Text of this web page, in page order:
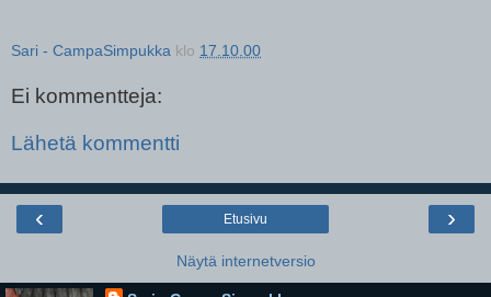
Sari - CampaSimpukka klo 17.10.00
Ei kommentteja:
Lähetä kommentti
‹ ›
Etusivu
Näytä internetversio